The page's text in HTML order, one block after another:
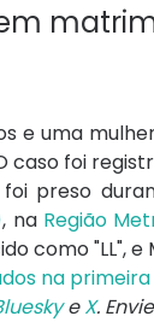
e uma
caso foi
foi preso
, naRegião
como "LL", e
na primeira
eX.